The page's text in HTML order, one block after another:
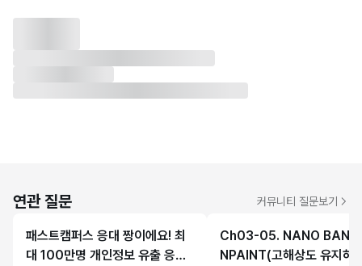
연관 질문 커뮤니티 질문보기
패스트캠퍼스 응대 짱이에요! 최
대 100만명 개인정보 유출 응대
Ch03-05. NANO
NPAINT(고해상도 유지하